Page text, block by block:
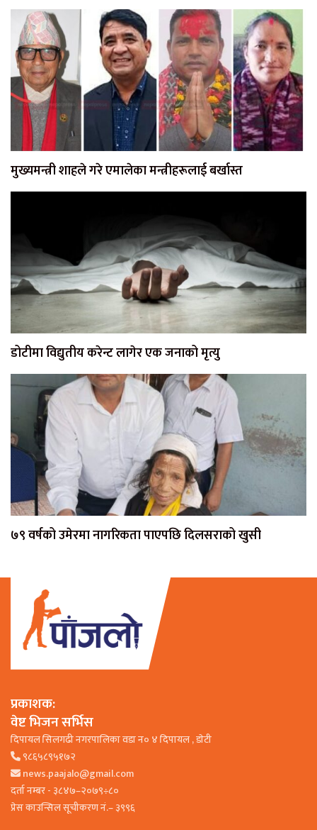
मुख्यमन्त्री शाहले गरे एमालेका मन्त्रीहरूलाई बर्खास्त
डोटीमा विद्युतीय करेन्ट लागेर एक जनाको मृत्यु
७९ वर्षको उमेरमा नागरिकता पाएपछि दिलसराको खुसी
प्रकाशक:
वेष्ट भिजन सर्भिस
दिपायल सिलगढी नगरपालिका वडा न० ४ दिपायल , डाेटी
९८६५८९५१७२
news.paajalo@gmail.com
दर्ता नम्बर - ३८४७–२०७९÷८०
प्रेस काउन्सिल सूचीकरण नं.– ३९९६